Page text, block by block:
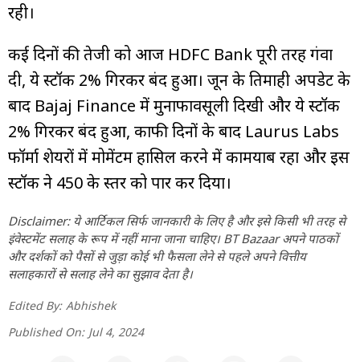
रही।
कई दिनों की तेजी को आज HDFC Bank पूरी तरह गंवा
दी, ये स्टॉक 2% गिरकर बंद हुआ। जून के तिमाही अपडेट के
बाद Bajaj Finance में मुनाफावसूली दिखी और ये स्टॉक
2% गिरकर बंद हुआ, काफी दिनों के बाद Laurus Labs
फॉर्मा शेयरों में मोमेंटम हासिल करने में कामयाब रहा और इस
स्टॉक ने 450 के स्तर को पार कर दिया।
Disclaimer: ये आर्टिकल सिर्फ जानकारी के लिए है और इसे किसी भी तरह से
इंवेस्टमेंट सलाह के रूप में नहीं माना जाना चाहिए। BT Bazaar अपने पाठकों
और दर्शकों को पैसों से जुड़ा कोई भी फैसला लेने से पहले अपने वित्तीय
सलाहकारों से सलाह लेने का सुझाव देता है।
Edited By: Abhishek
Published On: Jul 4, 2024